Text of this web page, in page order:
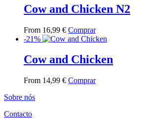
20,99 €.
é:
13,99 €.
Cow and Chicken N2
From 16,99 € ComprarThis
product
multiple
variants.
options
-21%
Cow and Chicken
From 14,99 € ComprarThis
Sobre nós
Contacto